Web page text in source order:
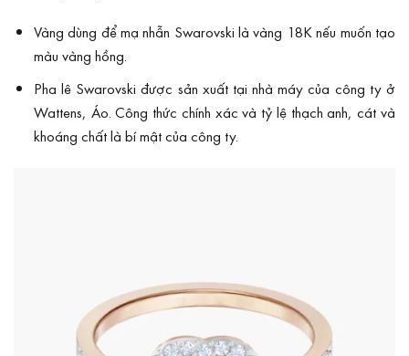
Vàng dùng để mạ nhẫn Swarovski là vàng 18K nếu muốn tạo
màu vàng hồng.
Pha lê Swarovski được sản xuất tại nhà máy của công ty ở
Wattens, Áo. Công thức chính xác và tỷ lệ thạch anh, cát và
khoáng chất là bí mật của công ty.